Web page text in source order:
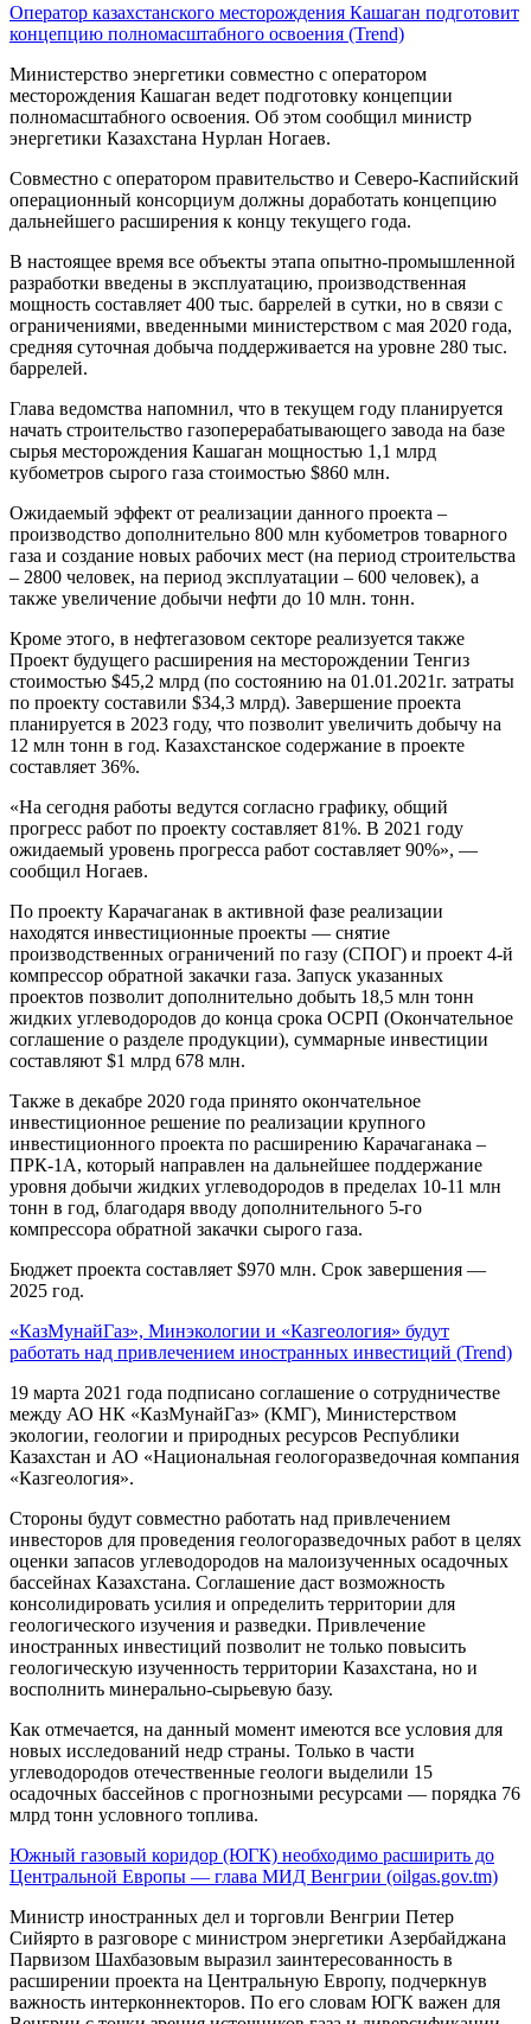
Оператор казахстанского месторождения Кашаган подготовит
концепцию полномасштабного освоения (Trend)
Министерство энергетики совместно с оператором
месторождения Кашаган ведет подготовку концепции
полномасштабного освоения. Об этом сообщил министр
энергетики Казахстана Нурлан Ногаев.
Совместно с оператором правительство и Северо-Каспийский
операционный консорциум должны доработать концепцию
дальнейшего расширения к концу текущего года.
В настоящее время все объекты этапа опытно-промышленной
разработки введены в эксплуатацию, производственная
мощность составляет 400 тыс. баррелей в сутки, но в связи с
ограничениями, введенными министерством с мая 2020 года,
средняя суточная добыча поддерживается на уровне 280 тыс.
баррелей.
Глава ведомства напомнил, что в текущем году планируется
начать строительство газоперерабатывающего завода на базе
сырья месторождения Кашаган мощностью 1,1 млрд
кубометров сырого газа стоимостью $860 млн.
Ожидаемый эффект от реализации данного проекта –
производство дополнительно 800 млн кубометров товарного
газа и создание новых рабочих мест (на период строительства
– 2800 человек, на период эксплуатации – 600 человек), а
также увеличение добычи нефти до 10 млн. тонн.
Кроме этого, в нефтегазовом секторе реализуется также
Проект будущего расширения на месторождении Тенгиз
стоимостью $45,2 млрд (по состоянию на 01.01.2021г. затраты
по проекту составили $34,3 млрд). Завершение проекта
планируется в 2023 году, что позволит увеличить добычу на
12 млн тонн в год. Казахстанское содержание в проекте
составляет 36%.
«На сегодня работы ведутся согласно графику, общий
прогресс работ по проекту составляет 81%. В 2021 году
ожидаемый уровень прогресса работ составляет 90%», —
сообщил Ногаев.
По проекту Карачаганак в активной фазе реализации
находятся инвестиционные проекты — снятие
производственных ограничений по газу (СПОГ) и проект 4-й
компрессор обратной закачки газа. Запуск указанных
проектов позволит дополнительно добыть 18,5 млн тонн
жидких углеводородов до конца срока ОСРП (Окончательное
соглашение о разделе продукции), суммарные инвестиции
составляют $1 млрд 678 млн.
Также в декабре 2020 года принято окончательное
инвестиционное решение по реализации крупного
инвестиционного проекта по расширению Карачаганака –
ПРК-1А, который направлен на дальнейшее поддержание
уровня добычи жидких углеводородов в пределах 10-11 млн
тонн в год, благодаря вводу дополнительного 5-го
компрессора обратной закачки сырого газа.
Бюджет проекта составляет $970 млн. Срок завершения —
2025 год.
«КазМунайГаз», Минэкологии и «Казгеология» будут
работать над привлечением иностранных инвестиций (Trend)
19 марта 2021 года подписано соглашение о сотрудничестве
между АО НК «КазМунайГаз» (КМГ), Министерством
экологии, геологии и природных ресурсов Республики
Казахстан и АО «Национальная геологоразведочная компания
«Казгеология».
Стороны будут совместно работать над привлечением
инвесторов для проведения геологоразведочных работ в целях
оценки запасов углеводородов на малоизученных осадочных
бассейнах Казахстана. Соглашение даст возможность
консолидировать усилия и определить территории для
геологического изучения и разведки. Привлечение
иностранных инвестиций позволит не только повысить
геологическую изученность территории Казахстана, но и
восполнить минерально-сырьевую базу.
Как отмечается, на данный момент имеются все условия для
новых исследований недр страны. Только в части
углеводородов отечественные геологи выделили 15
осадочных бассейнов с прогнозными ресурсами — порядка 76
млрд тонн условного топлива.
Южный газовый коридор (ЮГК) необходимо расширить до
Центральной Европы — глава МИД Венгрии (oilgas.gov.tm)
Министр иностранных дел и торговли Венгрии Петер
Сийярто в разговоре с министром энергетики Азербайджана
Парвизом Шахбазовым выразил заинтересованность в
расширении проекта на Центральную Европу, подчеркнув
важность интерконнекторов. По его словам ЮГК важен для